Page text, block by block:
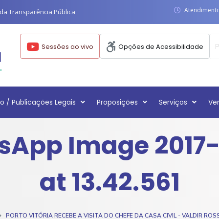
Transparência Pública
Sessões ao vivo Opções de Acessibilidade
/ Publicações Legais Proposições Serviços
Image
at 13.42.561
PORTO VITÓRIA RECEBE A VISITA DO CHEFE DA CASA CIVIL - VALDIR